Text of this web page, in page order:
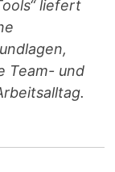
liefert
Team- und